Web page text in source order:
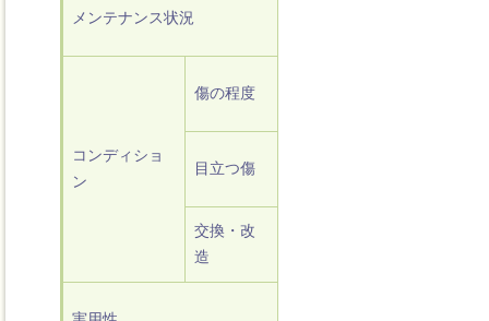
メンテナンス状況
コンディショ
ン
傷の程度
目立つ傷
交換・改
造